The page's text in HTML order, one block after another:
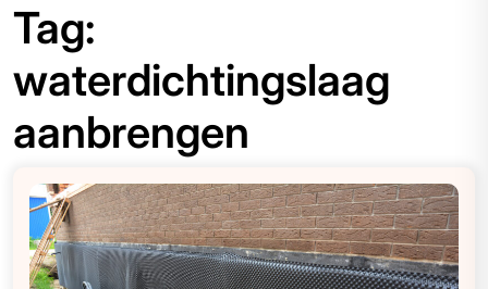
Tag:
waterdichtingslaag
aanbrengen